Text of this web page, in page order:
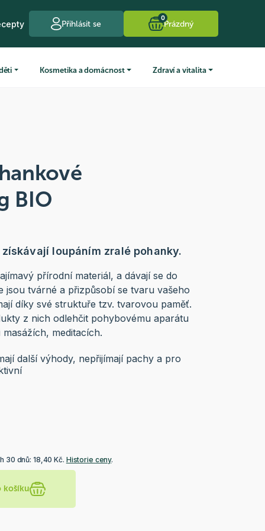
Přihlásit se
0
Prázdný
Kosmetika a domácnost Zdraví a vitalita
BIO
loupáním zralé pohanky.
přírodní materiál, a dávají se do
jsou tvárné a přizpůsobí se tvaru vašeho
díky své struktuře tzv. tvarovou paměť.
z nich odlehčit pohybovému aparátu
meditacích.
další výhody, nepřijímají pachy a pro
30 dnů: 18,40 Kč. Historie ceny.
košíku